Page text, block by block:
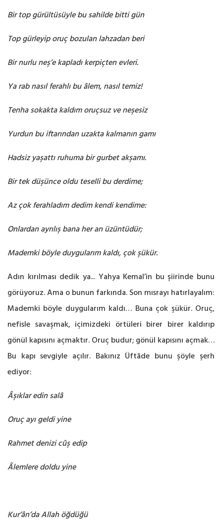
Bir top gürültüsüyle bu sahilde bitti gün
Top gürleyip oruç bozulan lahzadan beri
Bir nurlu neş’e kapladı kerpiçten evleri.
Ya rab nasıl ferahlı bu âlem, nasıl temiz!
Tenha sokakta kaldım oruçsuz ve neşesiz
Yurdun bu iftarından uzakta kalmanın gamı
Hadsiz yaşattı ruhuma bir gurbet akşamı.
Bir tek düşünce oldu teselli bu derdime;
Az çok ferahladım dedim kendi kendime:
Onlardan ayrılış bana her an üzüntüdür;
Mademki böyle duygularım kaldı, çok şükür.
Adın kırılması dedik ya... Yahya Kemal’in bu şiirinde bunu
görüyoruz. Ama o bunun farkında. Son mısrayı hatırlayalım:
Mademki böyle duygularım kaldı… Buna çok şükür. Oruç,
nefisle savaşmak, içimizdeki örtüleri birer birer kaldırıp
gönül kapısını açmaktır. Oruç budur; gönül kapısını açmak…
Bu kapı sevgiyle açılır. Bakınız Üftâde bunu şöyle şerh
ediyor:
Âşıklar edin salâ
Oruç ayı geldi yine
Rahmet denizi cûş edip
Âlemlere doldu yine
Kur’ân’da Allah öğdüğü